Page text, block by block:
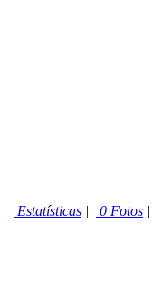
| Estatísticas | 0 Fotos